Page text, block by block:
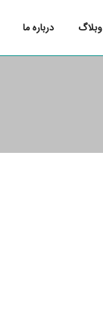
وبلاگ درباره ما